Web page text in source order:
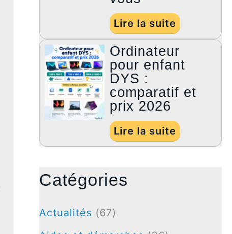
Lire la suite
Ordinateur
pour enfant
DYS :
comparatif et
prix 2026
Lire la suite
Catégories
Actualités (67)